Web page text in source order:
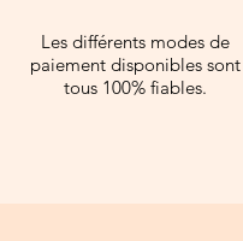
Les différents modes de
paiement disponibles sont
tous 100% fiables.